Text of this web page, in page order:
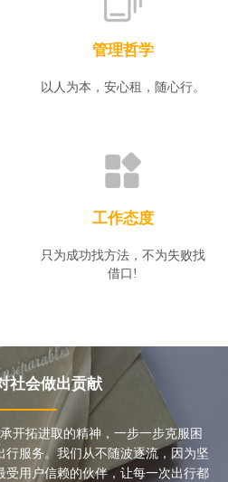
管理哲学
以人为本，安心租，随心行。
工作态度
只为成功找方法，不为失败找
借口!
社会做出贡献
开拓进取的精神，一步一步克服困
行服务。我们从不随波逐流，因为坚
受用户信赖的伙伴，让每一次出行都